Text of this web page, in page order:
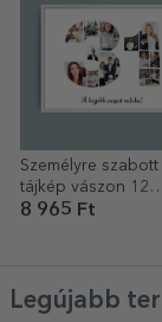
Személyre szabott
tájkép vászon 12
fotóval,
8 965 Ft
Legújabb